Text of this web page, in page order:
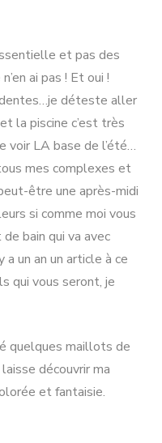
et pas des
ai pas ! Et oui !
déteste aller
la piscine c’est très
voir LA base de l’été…
mes complexes et
être une après-midi
si comme moi vous
bain qui va avec
un an un article à ce
qui vous seront, je
quelques maillots de
découvrir ma
et fantaisie.